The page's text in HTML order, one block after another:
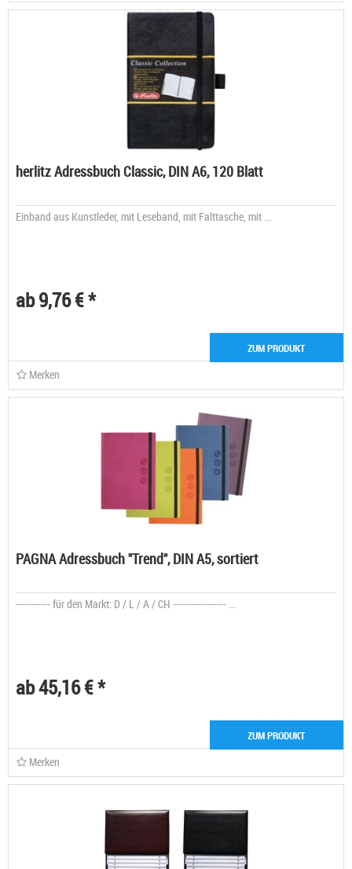
herlitz Adressbuch Classic, DIN A6, 120 Blatt
Einband aus Kunstleder, mit Leseband, mit Falttasche, mit ...
ab 9,76 € *
ZUM PRODUKT
Merken
PAGNA Adressbuch "Trend", DIN A5, sortiert
----------- für den Markt: D / L / A / CH ----------------- ...
ab 45,16 € *
ZUM PRODUKT
Merken